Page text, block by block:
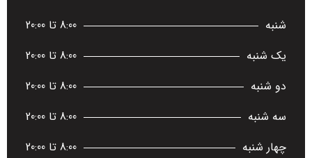
شنبه
8:00 تا 20:00
یک شنبه
8:00 تا 20:00
دو شنبه
8:00 تا 20:00
سه شنبه
8:00 تا 20:00
چهار شنبه
8:00 تا 20:00